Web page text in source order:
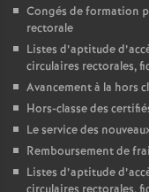
Congés de formation
rectorale
Listes d’aptitude
circulaires rectorales,
Avancement à la hors
Hors-classe des
Le service des
Remboursement de
Listes d’aptitude